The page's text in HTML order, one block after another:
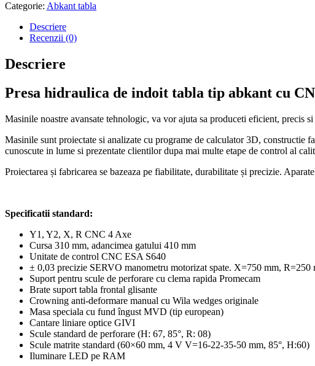
Categorie: Abkant tabla
Descriere
Recenzii (0)
Descriere
Presa hidraulica de indoit tabla tip abkant cu
Masinile noastre avansate tehnologic, va vor ajuta sa produceti eficient, precis
Masinile sunt proiectate si analizate cu programe de calculator 3D, constructie
cunoscute in lume si prezentate clientilor dupa mai multe etape de control al
Proiectarea și fabricarea se bazeaza pe fiabilitate, durabilitate și precizie.
Specificatii standard:
Y1, Y2, X, R CNC 4 Axe
Cursa 310 mm, adancimea gatului 410 mm
Unitate de control CNC ESA S640
± 0,03 precizie SERVO manometru motorizat spate. X=750 mm, R=250
Suport pentru scule de perforare cu clema rapida Promecam
Brate suport tabla frontal glisante
Crowning anti-deformare manual cu Wila wedges originale
Masa speciala cu fund îngust MVD (tip european)
Cantare liniare optice GIVI
Scule standard de perforare (H: 67, 85°, R: 08)
Scule matrite standard (60×60 mm, 4 V V=16-22-35-50 mm, 85°, H:60)
Iluminare LED pe RAM